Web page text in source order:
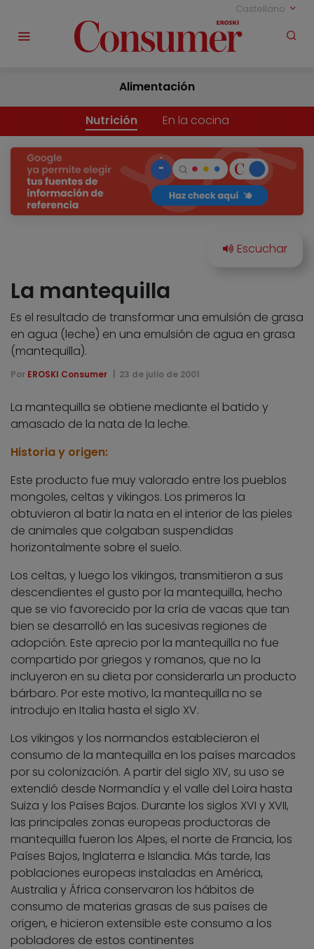
Castellano
Alimentación
Nutrición En la cocina
La mantequilla
Es el resultado de transformar una emulsión de grasa
en agua (leche) en una emulsión de agua en grasa
(mantequilla).
Por EROSKI Consumer 23 de julio de 2001
La mantequilla se obtiene mediante el batido y
amasado de la nata de la leche.
Historia y origen:
Este producto fue muy valorado entre los pueblos
mongoles, celtas y vikingos. Los primeros la
obtuvieron al batir la nata en el interior de las pieles
de animales que colgaban suspendidas
horizontalmente sobre el suelo.
Los celtas, y luego los vikingos, transmitieron a sus
descendientes el gusto por la mantequilla, hecho
que se vio favorecido por la cría de vacas que tan
bien se desarrolló en las sucesivas regiones de
adopción. Este aprecio por la mantequilla no fue
compartido por griegos y romanos, que no la
incluyeron en su dieta por considerarla un producto
bárbaro. Por este motivo, la mantequilla no se
introdujo en Italia hasta el siglo XV.
Los vikingos y los normandos establecieron el
consumo de la mantequilla en los países marcados
por su colonización. A partir del siglo XIV, su uso se
extendió desde Normandía y el valle del Loira hasta
Suiza y los Países Bajos. Durante los siglos XVI y XVII,
las principales zonas europeas productoras de
mantequilla fueron los Alpes, el norte de Francia, los
Países Bajos, Inglaterra e Islandia. Más tarde, las
poblaciones europeas instaladas en América,
Australia y África conservaron los hábitos de
consumo de materias grasas de sus países de
origen, e hicieron extensible este consumo a los
pobladores de estos continentes